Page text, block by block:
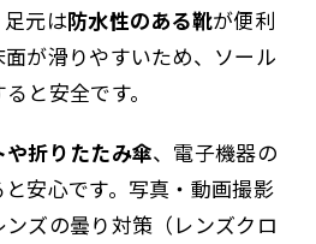
元は防水性のある靴が便利
が滑りやすいため、ソール
と安全です。
や折りたたみ傘、電子機器の
と安心です。写真・動画撮影
ンズの曇り対策（レンズクロ